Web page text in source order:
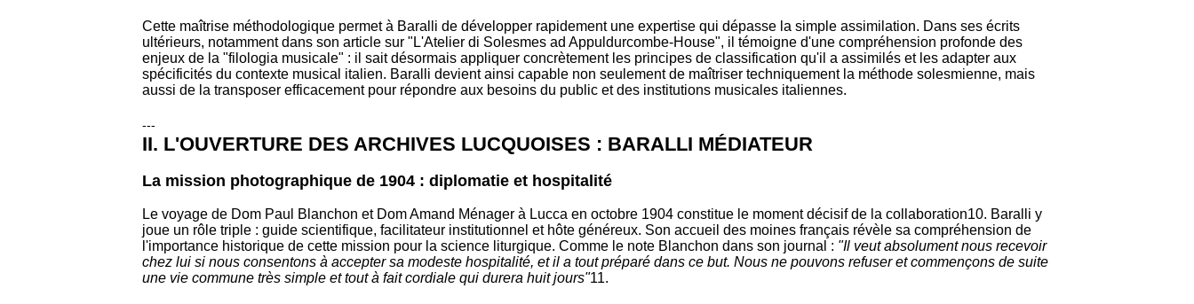
Cette maîtrise méthodologique permet à Baralli de développer rapidement une expertise qui dépasse la simple assimilation. Dans ses écrits
ultérieurs, notamment dans son article sur "L'Atelier di Solesmes ad Appuldurcombe-House", il témoigne d'une compréhension profonde des
enjeux de la "filologia musicale" : il sait désormais appliquer concrètement les principes de classification qu'il a assimilés et les adapter aux
spécificités du contexte musical italien. Baralli devient ainsi capable non seulement de maîtriser techniquement la méthode solesmienne, mais
aussi de la transposer efficacement pour répondre aux besoins du public et des institutions musicales italiennes.
---
II. L'OUVERTURE DES ARCHIVES LUCQUOISES : BARALLI MÉDIATEUR
La mission photographique de 1904 : diplomatie et hospitalité
Le voyage de Dom Paul Blanchon et Dom Amand Ménager à Lucca en octobre 1904 constitue le moment décisif de la collaboration10. Baralli y
joue un rôle triple : guide scientifique, facilitateur institutionnel et hôte généreux. Son accueil des moines français révèle sa compréhension de
l'importance historique de cette mission pour la science liturgique. Comme le note Blanchon dans son journal : "Il veut absolument nous recevoir
chez lui si nous consentons à accepter sa modeste hospitalité, et il a tout préparé dans ce but. Nous ne pouvons refuser et commençons de suite
une vie commune très simple et tout à fait cordiale qui durera huit jours"11.